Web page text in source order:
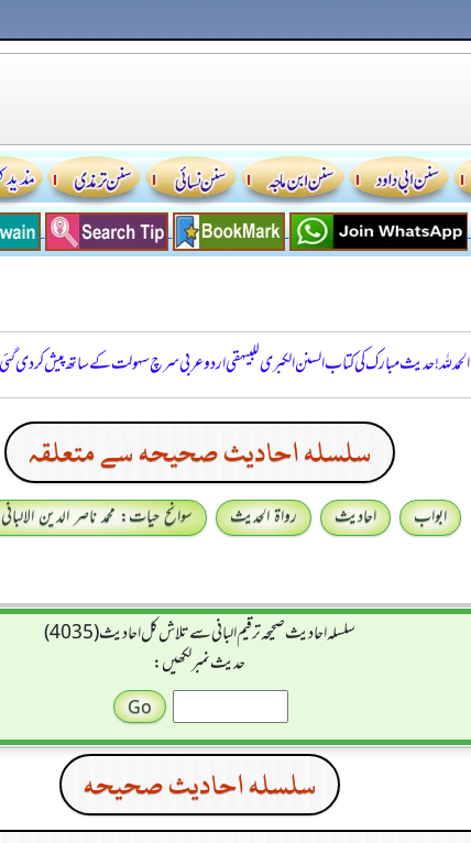
الحمدللہ! حدیث مبارک کی کتاب السنن الكبرى للبيهقي اردو عربی سرچ سہولت کے ساتھ پیش کر دی
سلسله احاديث صحيحه سے متعلقہ
ابواب احادیث رواۃ الحدیث
سوانح حیات: محمد ناصر الدین
سلسله احاديث صحيحه ترقیم البانی سے تلاش کل احادیث (4035)
حدیث نمبر لکھیں:
سلسله احاديث صحيحه